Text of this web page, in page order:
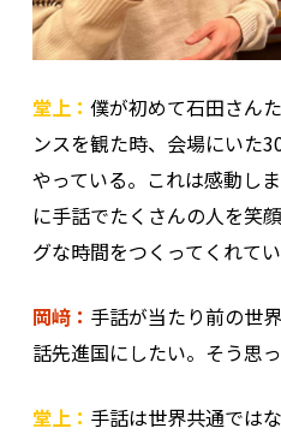
堂上： 僕が初めて石田さん
ンスを観た時、会場にいた
やっている。これは感動し
に手話でたくさんの人を笑
グな時間をつくってくれてい
岡﨑： 手話が当たり前の世
話先進国にしたい。そう思っ
堂上： 手話は世界共通では